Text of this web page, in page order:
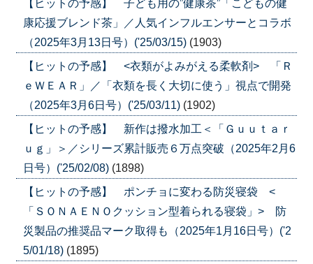
【ヒットの予感】 子ども用の”健康茶”「こどもの健
康応援ブレンド茶」／人気インフルエンサーとコラボ
（2025年3月13日号）('25/03/15) (1903)
【ヒットの予感】 <衣類がよみがえる柔軟剤> 「Ｒ
ｅＷＥＡＲ」／「衣類を長く大切に使う」視点で開発
（2025年3月6日号）('25/03/11) (1902)
【ヒットの予感】 新作は撥水加工＜「Ｇｕｕｔａｒ
ｕｇ」＞／シリーズ累計販売６万点突破（2025年2月6
日号）('25/02/08) (1898)
【ヒットの予感】 ポンチョに変わる防災寝袋 <
「ＳＯＮＡＥＮＯクッション型着られる寝袋」> 防
災製品の推奨品マーク取得も（2025年1月16日号）('2
5/01/18) (1895)